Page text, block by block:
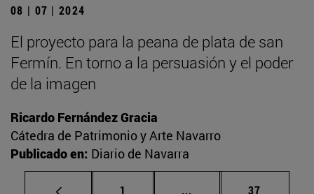
08 | 07 | 2024
El proyecto para la peana de plata de san
Fermín. En torno a la persuasión y el poder
de la imagen
Ricardo Fernández Gracia
Cátedra de Patrimonio y Arte Navarro
Publicado en: Diario de Navarra
Página
1 ... Páginas intermedias
Página
37